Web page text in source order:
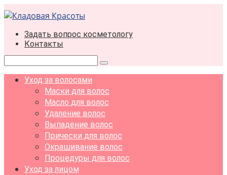
Перейти
к
контентуЗадать вопрос косметологу
Контакты
Поиск:
Уход за волосами
Маски для волос
Масло для волос
Удаление волос
Выпадение волос
Прически для волос
Окрашивание волос
Процедуры для волос
Уход за лицом